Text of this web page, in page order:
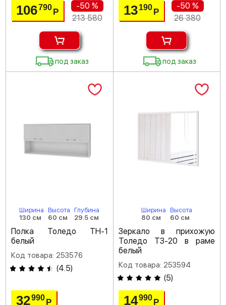
106790Р
-50 %
213 580
под заказ
13 190 Р
-50 %
26 380
под заказ
Ширина
130 см
Высота
60 см
Глубина
29.5 см
Полка Толедо ТН-1
белый
Код товара: 253576
(4.5)
32990Р
Ширина
80 см
Высота
60 см
Зеркало в прихожую
Толедо ТЗ-20 в раме
белый
Код товара: 253594
(5)
14990 Р